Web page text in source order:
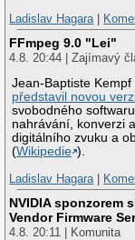
Ladislav Hagara|
FFmpeg 9.0 "Lei"
4.8. 20:44 | Zajímavý
Jean-Baptiste
představil novou
svobodného
nahrávání, konverzi
digitálního zvuku a
(Wikipedie ).
Ladislav Hagara|
NVIDIA sponzorem
Vendor Firmware
4.8. 20:11 | Komunita